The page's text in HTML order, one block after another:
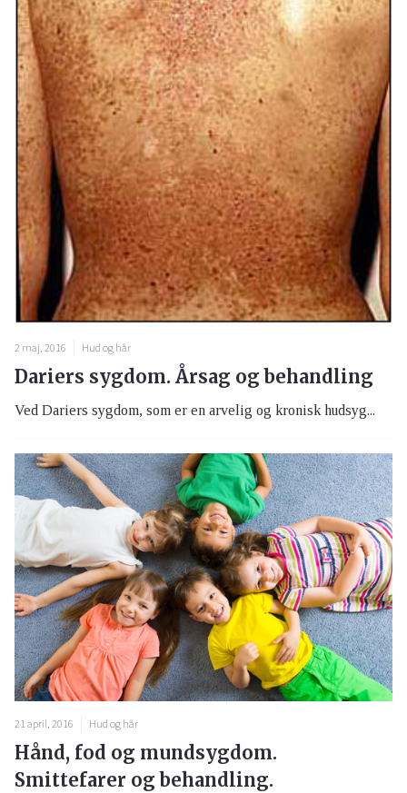
2 maj, 2016 Hud og hår
Dariers sygdom. Årsag og behandling
Ved Dariers sygdom, som er en arvelig og kronisk hudsyg...
21 april, 2016 Hud og hår
Hånd, fod og mundsygdom.
Smittefarer og behandling.